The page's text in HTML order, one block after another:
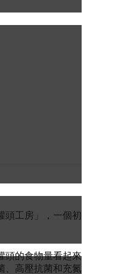
頭工房」，一個初
頭的食物量看起來
、高壓抗菌和充氮